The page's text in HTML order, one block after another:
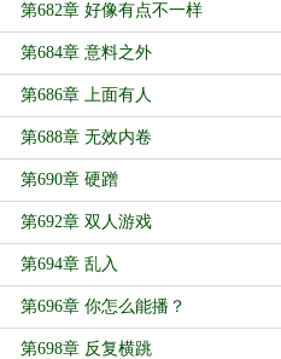
第682章 好像有点不一样
第684章 意料之外
第686章 上面有人
第688章 无效内卷
第690章 硬蹭
第692章 双人游戏
第694章 乱入
第696章 你怎么能播？
第698章 反复横跳